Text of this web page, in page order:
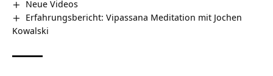
Neue Videos
Erfahrungsbericht: Vipassana Meditation mit Jochen
Kowalski